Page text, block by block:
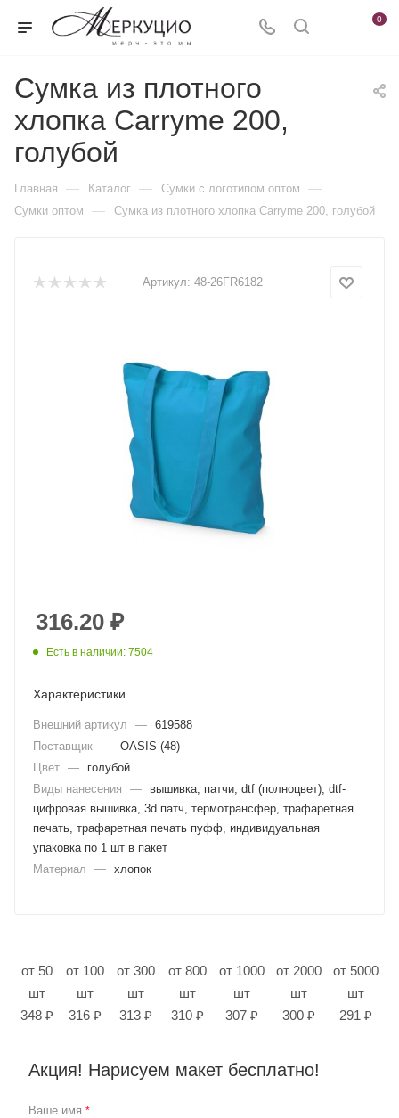
0
Сумка из плотного
хлопка Carryme 200,
голубой
Главная — Каталог — Сумки с логотипом оптом —
Сумки оптом — Сумка из плотного хлопка Carryme 200, голубой
Артикул: 48-26FR6182
316.20 ₽
Есть в наличии: 7504
Характеристики
Внешний артикул — 619588
Поставщик — OASIS (48)
Цвет —
голубой
Виды нанесения
—
вышивка, патчи, dtf (полноцвет), dtf-
цифровая вышивка, 3d патч, термотрансфер, трафаретная
печать, трафаретная печать пуфф, индивидуальная
упаковка по 1 шт в пакет
Материал
— хлопок
от 50
шт
348 ₽
от 100
шт
316 ₽
от 300
шт
313 ₽
от 800
шт
310 ₽
от 1000
шт
307 ₽
от 2000
шт
300 ₽
от 5000
шт
291 ₽
Акция! Нарисуем макет бесплатно!
Ваше имя *